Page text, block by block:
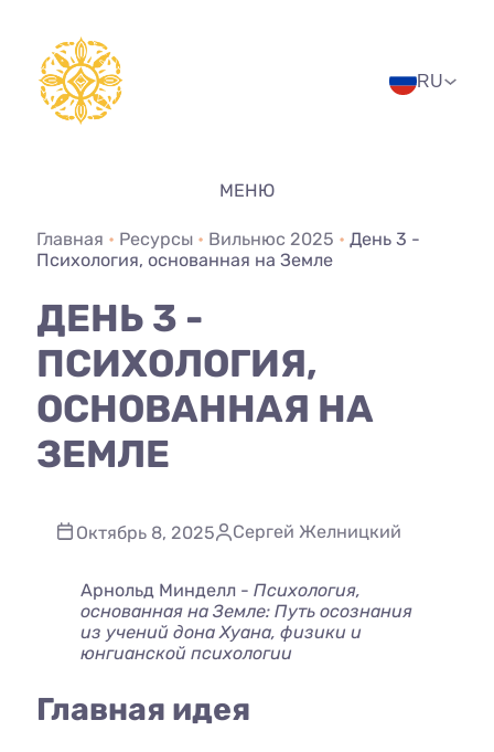
содержимому
RU
МЕНЮ
Главная • Ресурсы • Вильнюс 2025 • День 3 -
Психология, основанная на Земле
ДЕНЬ 3 -
ПСИХОЛОГИЯ,
ОСНОВАННАЯ НА
ЗЕМЛЕ
Октябрь 8, 2025 Сергей Желницкий
Арнольд Минделл - Психология,
основанная на Земле: Путь осознания
из учений дона Хуана, физики и
юнгианской психологии
Главная идея